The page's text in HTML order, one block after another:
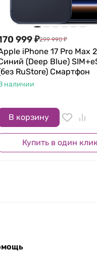
выделенные
легко
оснащается
999₽299 990 ₽
iPhone 17 Pro Max
(Deep Blue)
RuStore) Смартфон
наличии
В корзину
Купить в один клик